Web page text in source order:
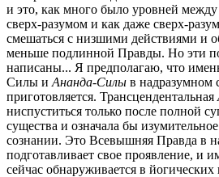
и это, как много было уровней
сверх-разумом и как даже сверх-
сме­шаться с низшими действиями и
меньше по­длинной Правды. Но эти
написаны... Я предполагаю, что
Силы и Ананда-Силы в надразумном
приготовляется. Трансцендентальная
ниспуститься только после полной
существа и означала бы
сознании. Это Всевышняя Правда в
подготавливает свое проявление, и
сейчас обнаруживается в